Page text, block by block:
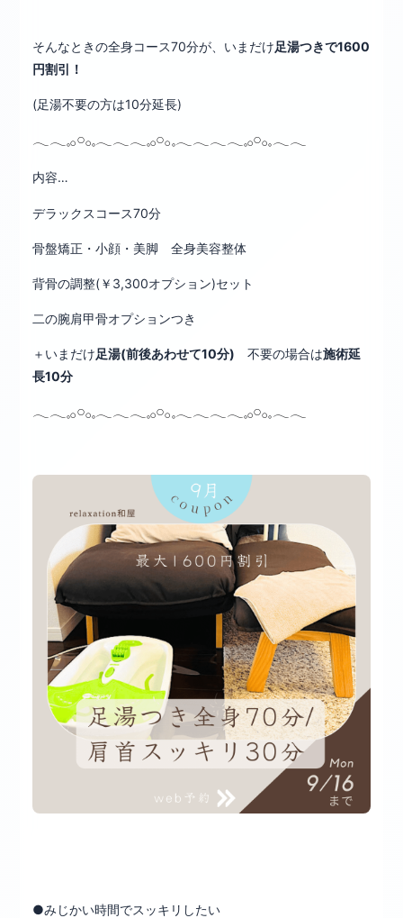
そんなときの全身コース70分が、いまだけ足湯つきで1600
円割引！
(足湯不要の方は10分延長)
𓂃𓂃𓈒𓂂𓏸𓂂𓈒𓂃𓂃𓂃𓈒𓂂𓏸𓂂𓈒𓂃𓂃𓂃𓂃𓈒𓂂𓏸𓂂𓈒𓂃𓂃
内容…
デラックスコース70分
骨盤矯正・小顔・美脚 全身美容整体
背骨の調整(￥3,300オプション)セット
二の腕肩甲骨オプションつき
＋いまだけ足湯(前後あわせて10分) 不要の場合は施術延
長10分
𓂃𓂃𓈒𓂂𓏸𓂂𓈒𓂃𓂃𓂃𓈒𓂂𓏸𓂂𓈒𓂃𓂃𓂃𓂃𓈒𓂂𓏸𓂂𓈒𓂃𓂃
●みじかい時間でスッキリしたい